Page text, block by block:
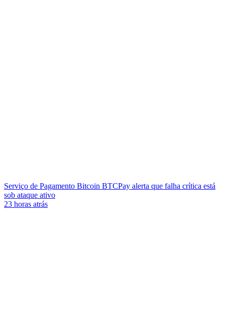
Serviço de Pagamento Bitcoin BTCPay alerta que falha crítica está
sob ataque ativo
23 horas atrás